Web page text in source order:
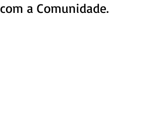
com a Comunidade.